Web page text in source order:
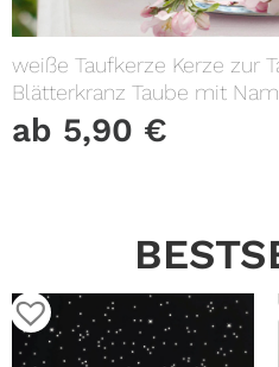
weiße Taufkerze Kerze zur
Blätterkranz Taube mit
ab 5,90 €